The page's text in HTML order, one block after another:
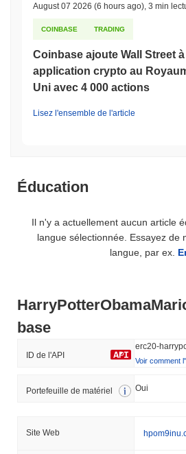
August 07 2026 (6 hours ago) 3 min
COINBASE TRADING
Coinbase ajoute Wall Street
application crypto au
Uni avec 4 000 actions
Lisez l'ensemble de l'article
Éducation
Il n'y a actuellement aucun article
langue sélectionnée. Essayez de
langue, par ex.
base
ID de l'API
erc20-
Voir comment
Portefeuille de matériel Oui
Site Web